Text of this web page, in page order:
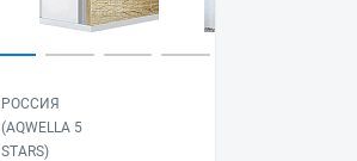
РОССИЯ
(AQWELLA 5
STARS)